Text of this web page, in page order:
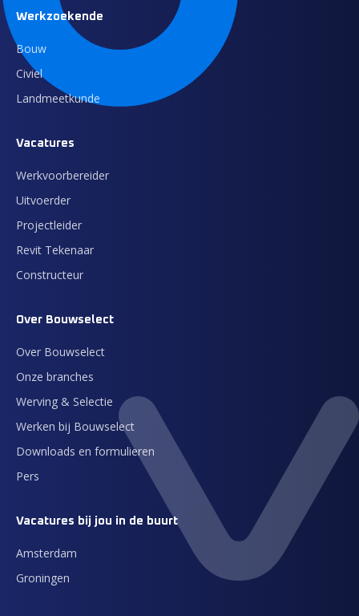
Werkzoekende
Bouw
Civiel
Landmeetkunde
Vacatures
Werkvoorbereider
Uitvoerder
Projectleider
Revit Tekenaar
Constructeur
Over Bouwselect
Over Bouwselect
Onze branches
Werving & Selectie
Werken bij Bouwselect
Downloads en formulieren
Pers
Vacatures bij jou in de buurt
Amsterdam
Groningen